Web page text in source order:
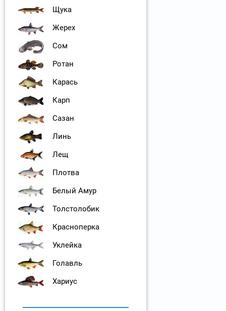
Щука
Жерех
Сом
Ротан
Карась
Карп
Сазан
Линь
Лещ
Плотва
Белый Амур
Толстолобик
Красноперка
Уклейка
Голавль
Хариус